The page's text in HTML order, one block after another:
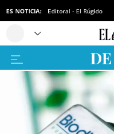
ES NOTICIA: Editoral - El Rúgido